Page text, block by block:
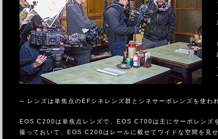
─ レンズは単焦点のEFシネレンズ群とシネサーボレンズを使わ
EOS C200は単焦点レンズで、EOS C700は主にサーボレン
撮っておいて、EOS C200はレールに載せてワイドな空間を見